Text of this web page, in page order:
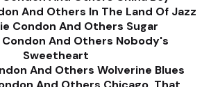
And Others In The Land Of Jazz
Condon And Others Sugar
Condon And Others Nobody's
Sweetheart
And Others Wolverine Blues